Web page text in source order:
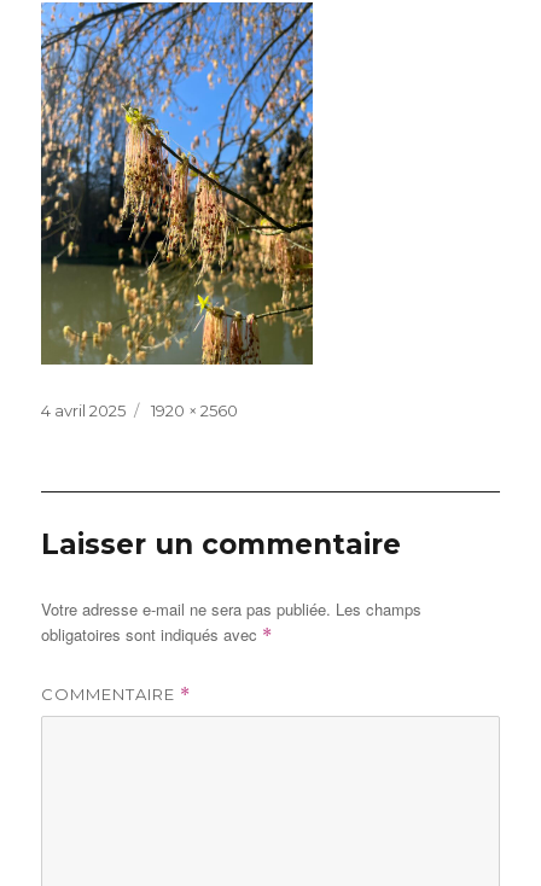
Publié
4 avril 2025
Taille
1920 × 2560
Laisser un commentaire
Votre adresse e-mail ne sera pas publiée. Les champs
obligatoires sont indiqués avec *
COMMENTAIRE *